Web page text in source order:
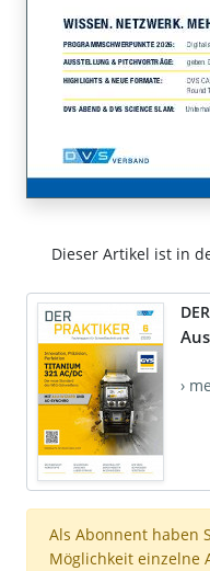
Dieser Artikel ist in
›
Als Abonnent haben
Möglichkeit einzelne